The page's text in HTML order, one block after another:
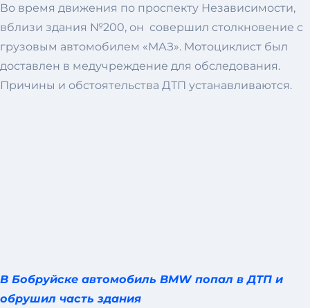
Во время движения по проспекту Независимости,
вблизи здания №200, он совершил столкновение с
грузовым автомобилем «МАЗ». Мотоциклист был
доставлен в медучреждение для обследования.
Причины и обстоятельства ДТП устанавливаются.
В Бобруйске автомобиль BMW попал в ДТП и
обрушил часть здания